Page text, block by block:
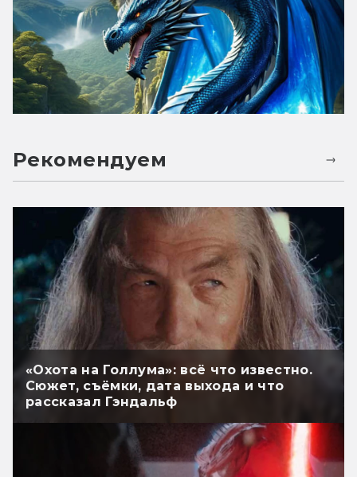
Рекомендуем
«Охота на Голлума»: всё что известно.
Сюжет, съёмки, дата выхода и что
рассказал Гэндальф